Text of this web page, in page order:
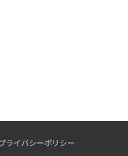
ライバシーポリシー